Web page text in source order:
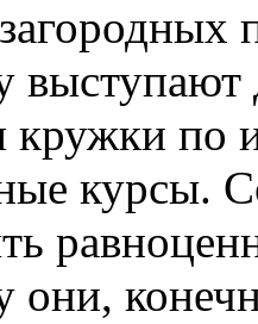
кружки по
курсы.
они,